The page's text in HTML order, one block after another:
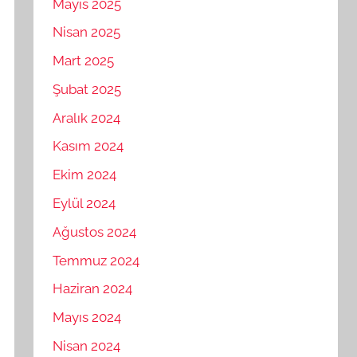
Mayıs 2025
Nisan 2025
Mart 2025
Şubat 2025
Aralık 2024
Kasım 2024
Ekim 2024
Eylül 2024
Ağustos 2024
Temmuz 2024
Haziran 2024
Mayıs 2024
Nisan 2024